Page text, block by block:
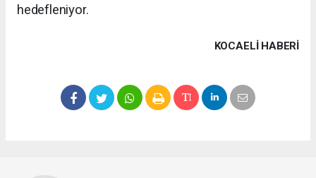
hedefleniyor.
KOCAELI HABERİ